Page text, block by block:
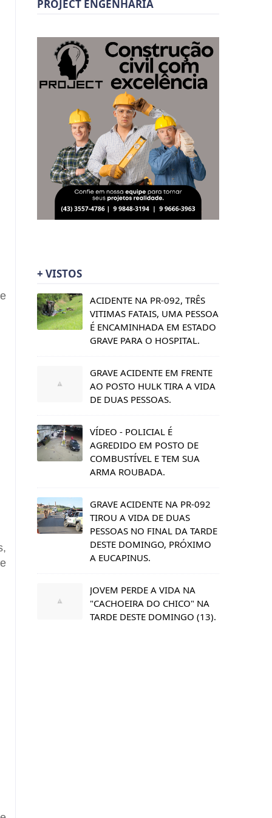
PROJECT ENGENHARIA
+ VISTOS
ACIDENTE NA PR-092, TRÊS
VITIMAS FATAIS, UMA PESSOA
É ENCAMINHADA EM ESTADO
GRAVE PARA O HOSPITAL.
GRAVE ACIDENTE EM FRENTE
AO POSTO HULK TIRA A VIDA
DE DUAS PESSOAS.
VÍDEO - POLICIAL É
AGREDIDO EM POSTO DE
COMBUSTÍVEL E TEM SUA
ARMA ROUBADA.
GRAVE ACIDENTE NA PR-092
TIROU A VIDA DE DUAS
PESSOAS NO FINAL DA TARDE
DESTE DOMINGO, PRÓXIMO
A EUCAPINUS.
JOVEM PERDE A VIDA NA
"CACHOEIRA DO CHICO" NA
TARDE DESTE DOMINGO (13).